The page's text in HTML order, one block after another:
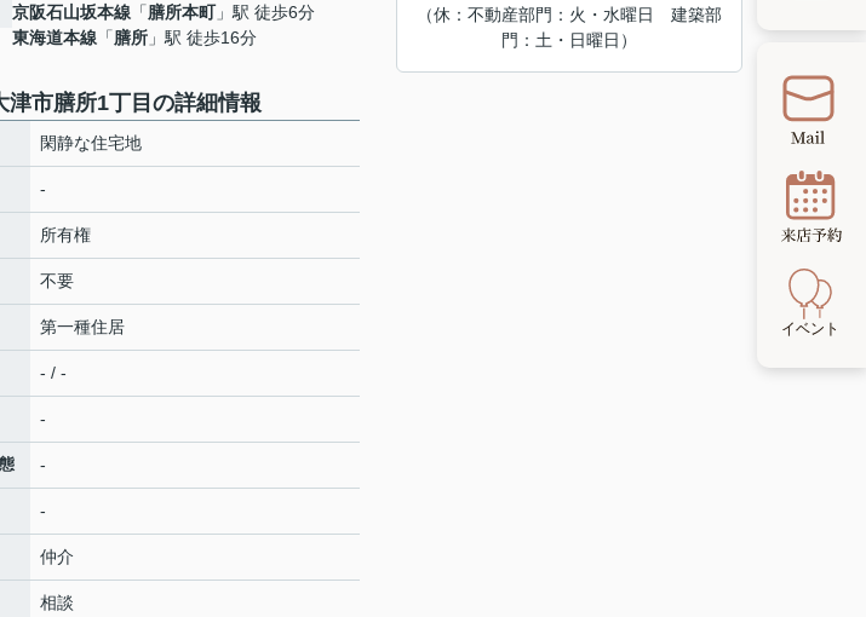
京阪石山坂本線 「膳所本町」駅 徒歩6分
東海道本線 「膳所 」駅 徒歩16分
津市膳所1丁目の詳細情報
閑静な住宅地
-
所有権
不要
第一種住居
- / -
-
-
-
仲介
相談
（休：不動産部門：火・水曜日 建築部
門：土・日曜日）